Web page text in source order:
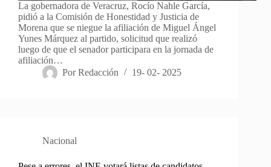
La gobernadora de Veracruz, Rocío Nahle García,
pidió a la Comisión de Honestidad y Justicia de
Morena que se niegue la afiliación de Miguel Ángel
Yunes Márquez al partido, solicitud que realizó
luego de que el senador participara en la jornada de
afiliación…
Por Redacción 19- 02- 2025
Nacional